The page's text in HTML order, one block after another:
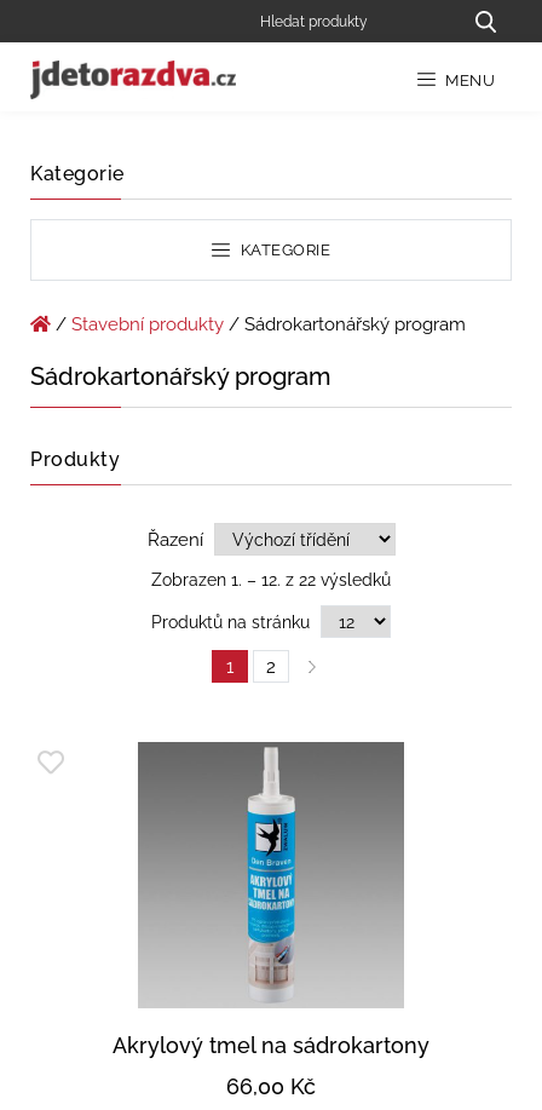
MENU
Kategorie
KATEGORIE
/ Stavební produkty / Sádrokartonářský program
Sádrokartonářský program
Produkty
Řazení
Zobrazen 1. – 12. z 22 výsledků
Produktů na stránku
1 2
Akrylový tmel na sádrokartony
66,00 Kč